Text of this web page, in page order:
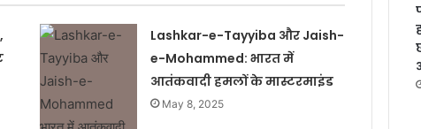
Lashkar-e-Tayyiba और Jaish-
e-Mohammed: भारत में
आतंकवादी हमलों के मास्टरमाइंड
May 8, 2025